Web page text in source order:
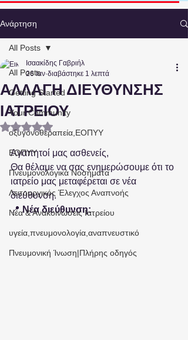
Ανάρτηση
All Posts
Getting Started
Your Community
οξυγονοθεραπεία,ΕΟΠΥΥ
ΕΟΠΥΥ
Πνευμονολογικά Νοσήματα
Λειτουργικός Έλεγχος Αναπνοής
Νέα & Ανακοινώσεις Ιατρείου
υγεία,πνευμονολογία,αναπνευστικό
Πνευμονική Ίνωση|Πλήρης οδηγός
All Posts
ΑΛΛΑΓΗ ΔΙΕΥΘΥΝΣΗΣ
ΙΑΤΡΕΙΟΥ
Ισαακίδης Γαβριήλ
26 Ιαν διαβάστηκε 1 λεπτά
Βαθμολογήθηκε με NaN από 5 αστέρια.
Αγαπητοί μας ασθενείς,
Θα θέλαμε να σας ενημερώσουμε ότι το
ιατρείο μας μεταφέρεται σε νέα
διεύθυνση.
📍 Νέα διεύθυνση: